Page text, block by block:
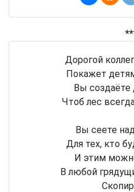
Дорогой
Покажет
Вы
Чтоб лес
Вы сеете
Для тех, кто
И этим
В любой